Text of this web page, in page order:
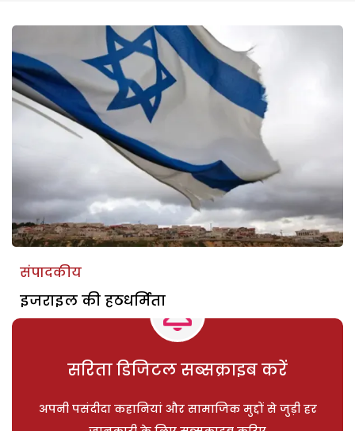
संपादकीय
इजराइल की हठधर्मिता
सरिता डिजिटल सब्सक्राइब करें
अपनी पसंदीदा कहानियां और सामाजिक मुद्दों से जुड़ी हर